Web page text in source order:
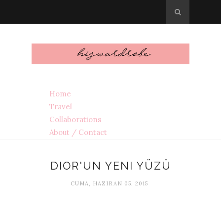
Home
Travel
Collaborations
About / Contact
DIOR'UN YENI YÜZÜ
CUMA, HAZIRAN 05, 2015